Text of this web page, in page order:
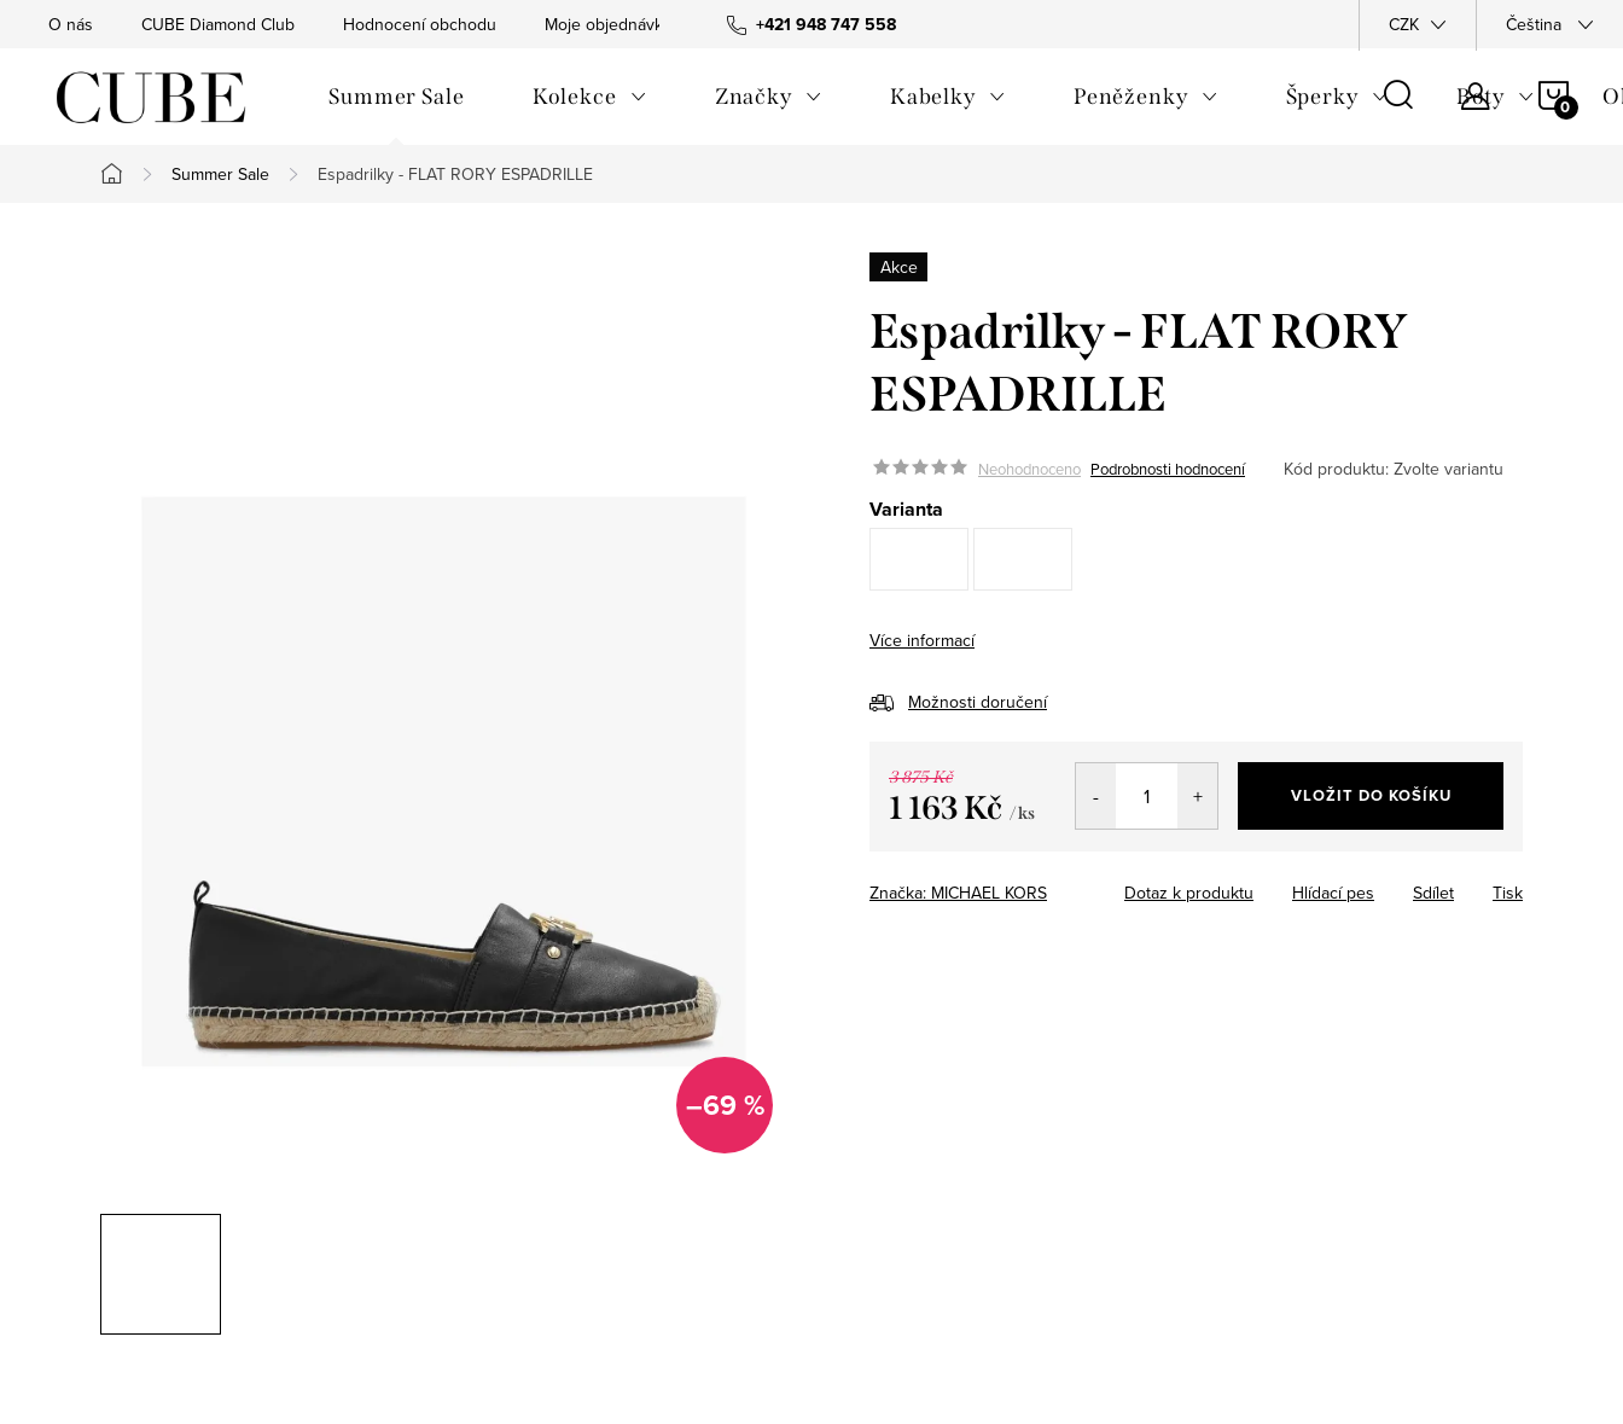
+421 948 747 558
O nás CUBE Diamond Club Hodnocení obchodu Moje objednávka Všeobecné obchodní podmínky Podmínky ochrany osobních údajů
CZK Čeština
Summer Sale Kolekce Značky Kabelky Peněženky Šperky Boty
Domů
Summer Sale Espadrilky - FLAT RORY ESPADRILLE
–69 %
Akce
Espadrilky - FLAT RORY
ESPADRILLE
Neohodnoceno Podrobnosti hodnocení Kód produktu: Zvolte variantu
Varianta
Více informací
Možnosti doručení
3 875 Kč
1 163 Kč / ks
VLOŽIT DO KOŠÍKU
Značka: MICHAEL KORS Tisk
Dotaz k produktu Hlídací pes Sdílet